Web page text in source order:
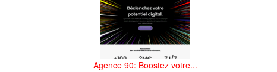
Agence 90: Boostez votre...